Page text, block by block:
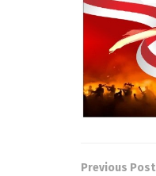
Previous Post